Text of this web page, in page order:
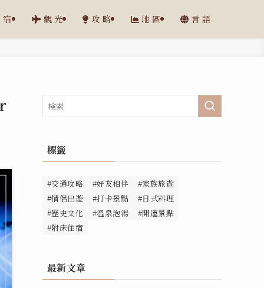
宿 觀光 攻略 地區 言語
標籤
#交通攻略 #好友相伴
#家族旅遊
#情侶出遊
#打卡景點
#日式料理
#歷史文化
#溫泉泡湯
#開運景點
#附床住宿
最新文章